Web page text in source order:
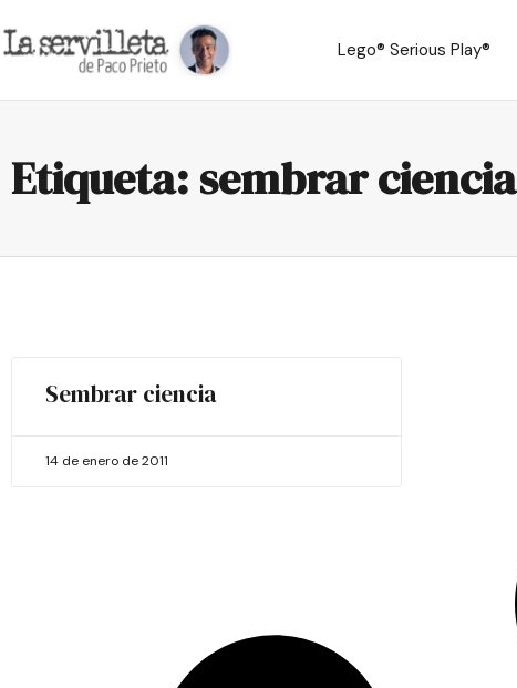
Lego® Serious Play®
Etiqueta: sembrar ciencia
Sembrar ciencia
14 de enero de 2011